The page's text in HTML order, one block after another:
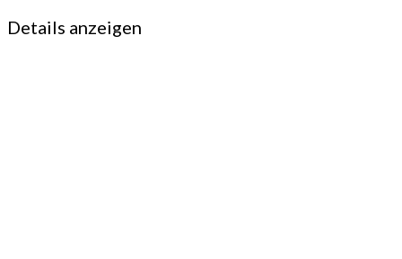
Details anzeigen